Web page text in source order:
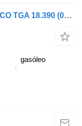
Válvula de controlo de travão WABCO TGA 18.390 (01.00-) 4728800200 para camião tractor MAN 4-series, TGA (1993-2009)
gasóleo